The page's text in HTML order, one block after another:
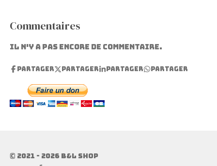
Commentaires
Il n'y a pas encore de commentaire.
Partager Partager Partager Partager
© 2021 - 2026 B&l shop